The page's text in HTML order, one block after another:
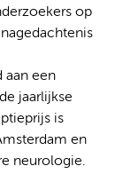
op
aan een
jaarlijkse
is
en
neurologie.